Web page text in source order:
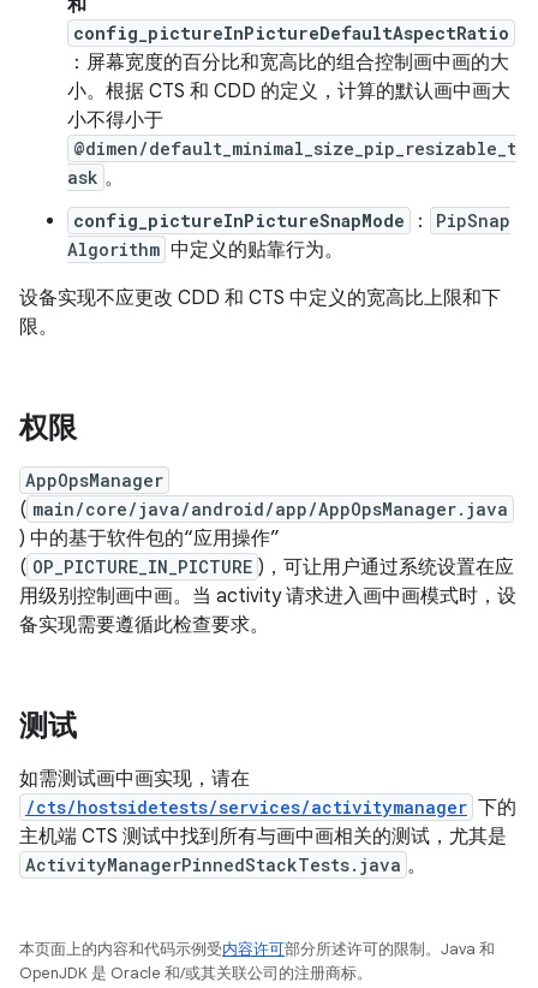
和
config_pictureInPictureDefaultAspectRatio
：屏幕宽度的百分比和宽高比的组合控制画中画的大
小。根据 CTS 和 CDD 的定义，计算的默认画中画大
小不得小于
@dimen/default_minimal_size_pip_resizable_t
ask 。
config_pictureInPictureSnapMode ：
PipSnap
Algorithm 中定义的贴靠行为。
设备实现不应更改 CDD 和 CTS 中定义的宽高比上限和下
限。
权限
AppOpsManager
( main/core/java/android/app/AppOpsManager.java
) 中的基于软件包的“应用操作”
( OP_PICTURE_IN_PICTURE )，可让用户通过系统设置在应
用级别控制画中画。当 activity 请求进入画中画模式时，设
备实现需要遵循此检查要求。
测试
如需测试画中画实现，请在
/cts/hostsidetests/services/activitymanager 下的
主机端 CTS 测试中找到所有与画中画相关的测试，尤其是
ActivityManagerPinnedStackTests.java 。
本页面上的内容和代码示例受内容许可部分所述许可的限制。Java 和
OpenJDK 是 Oracle 和/或其关联公司的注册商标。